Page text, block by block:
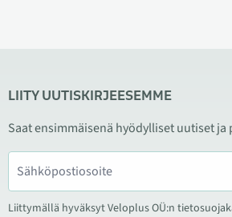
LIITY UUTISKIRJEESEMME
Saat ensimmäisenä hyödylliset uutiset
Liittymällä hyväksyt Veloplus OÜ:n